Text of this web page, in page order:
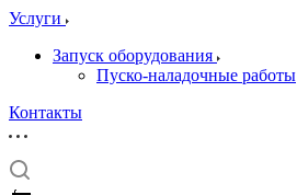
Услуги
Запуск оборудования
Пуско-наладочные работы
Контакты